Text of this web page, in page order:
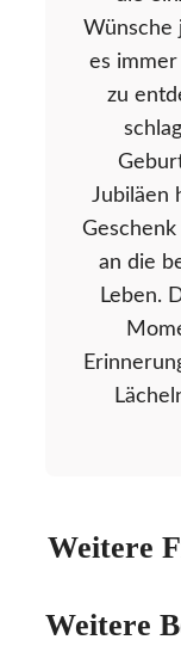
Wünsche
es
zu
Jubiläen
an die
Leben.
Weitere
Weitere